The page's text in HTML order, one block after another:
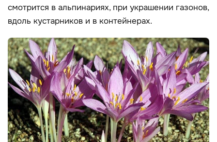
смотрится в альпинариях, при украшении газонов,
вдоль кустарников и в контейнерах.